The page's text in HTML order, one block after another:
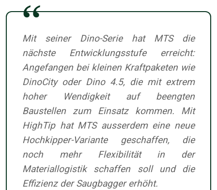
Mit seiner Dino-Serie hat MTS die
nächste Entwicklungsstufe erreicht:
Angefangen bei kleinen Kraftpaketen wie
DinoCity oder Dino 4.5, die mit extrem
hoher Wendigkeit auf beengten
Baustellen zum Einsatz kommen. Mit
HighTip hat MTS ausserdem eine neue
Hochkipper-Variante geschaffen, die
noch mehr Flexibilität in der
Materiallogistik schaffen soll und die
Effizienz der Saugbagger erhöht.